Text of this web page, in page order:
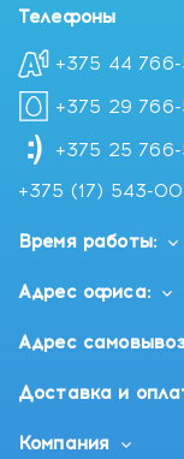
невидимый щит
обстоятельств.
Купить Depend
для женщин Mini
Минске и по
Телефоны
+375 44
+375 29
+375 25
+375 (17) 543-
Время работы:
Адрес офиса:
Адрес
Доставка и
Компания